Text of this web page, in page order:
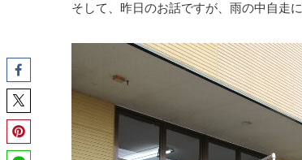
そして、昨日のお話ですが、雨の中自走